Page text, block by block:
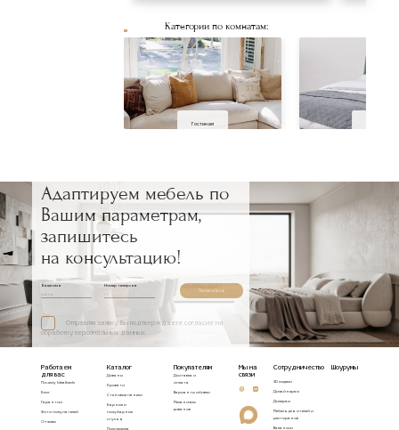
Категории по комнатам:
Гостиная
Адаптируем мебель по
Вашим параметрам,
запишитесь
на консультацию!
Ваше имя Номер телефона
Записаться
Отправляя заявку, Вы подтверждаете согласие на
обработку персональных данных
Работаем
для вас
Почему Idealbeds
Блог
Гарантии
Фото покупателей
Отзывы
Каталог
Диваны
Кровати
Стеновые панели
Барные и
полубарные
стулья
Покупателям
Доставка и
оплата
Варианты обивки
Механизмы
диванов
Мы на
связи
Сотрудничество
3D модели
Дизайнерам
Дилерам
Мебель для отелей и
ресторанов
Вакансии
Шоурумы